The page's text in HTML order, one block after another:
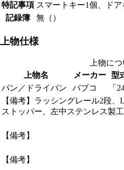
特記事項 スマートキー1個、ドア
記録簿
無（）
上物仕様
上物に
上物名
メーカー 型
バン／ドライバン
パブコ 「
【備考】ラッシングレール2段
ストッパー、左中ステンレス製工
【備考】
【備考】